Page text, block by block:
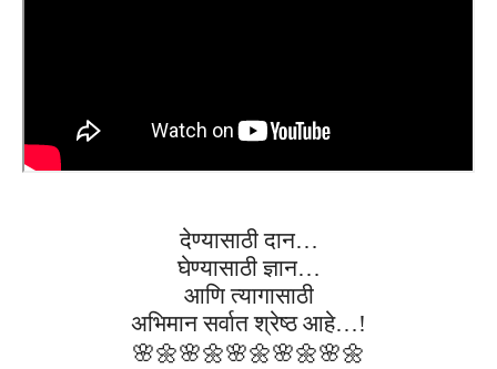
देण्यासाठी दान…
घेण्यासाठी ज्ञान…
आणि त्यागासाठी
अभिमान सर्वात श्रेष्ठ आहे…!
🌸🌼🌸🌼🌸🌼🌸🌼🌸🌼